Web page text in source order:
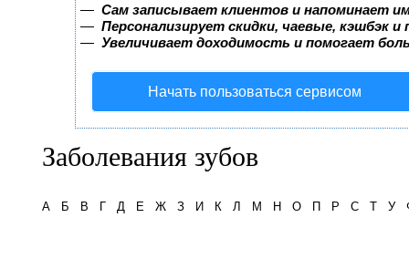
— Сам записывает клиентов и напоминает
— Персонализирует скидки, чаевые, кэшбэк
— Увеличивает доходимость и помогает
Начать пользоваться сервисом
Заболевания зубов
А Б В Г Д Е Ж З И К Л М Н О П Р С Т У